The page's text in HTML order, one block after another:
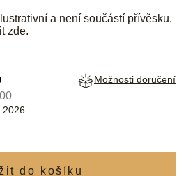
a není součástí přívěsku.
zde.
Možnosti doručení